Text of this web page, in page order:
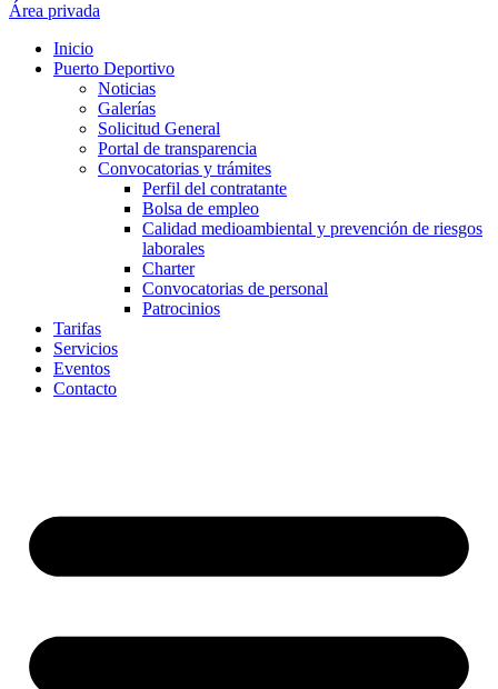
Área privada
Inicio
Puerto Deportivo
Noticias
Galerías
Solicitud General
Portal de transparencia
Convocatorias y trámites
Perfil del contratante
Bolsa de empleo
Calidad medioambiental y prevención de riesgos
laborales
Charter
Convocatorias de personal
Patrocinios
Tarifas
Servicios
Eventos
Contacto